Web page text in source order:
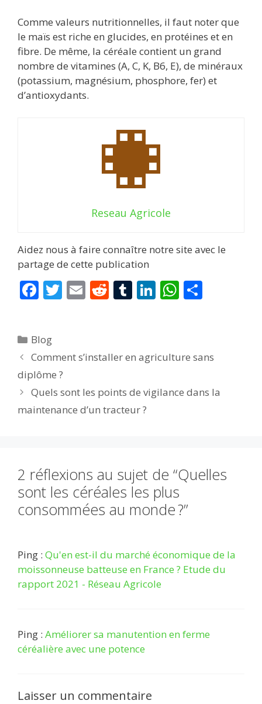
Comme valeurs nutritionnelles, il faut noter que
le maïs est riche en glucides, en protéines et en
fibre. De même, la céréale contient un grand
nombre de vitamines (A, C, K, B6, E), de minéraux
(potassium, magnésium, phosphore, fer) et
d’antioxydants.
Reseau Agricole
Aidez nous à faire connaître notre site avec le
partage de cette publication
F
ac
b
o
o
k
T
w
E
m
R
e
t
T
u
r
Li
n
dI
n
W
h
A
p
er
Catégories
Blog
Comment s’installer en agriculture sans
diplôme ?
Quels sont les points de vigilance dans la
maintenance d’un tracteur ?
2 réflexions au sujet de “Quelles
sont les céréales les plus
consommées au monde ?”
Ping : Qu'en est-il du marché économique de la
moissonneuse batteuse en France ? Etude du
rapport 2021 - Réseau Agricole
Ping : Améliorer sa manutention en ferme
céréalière avec une potence
Laisser un commentaire